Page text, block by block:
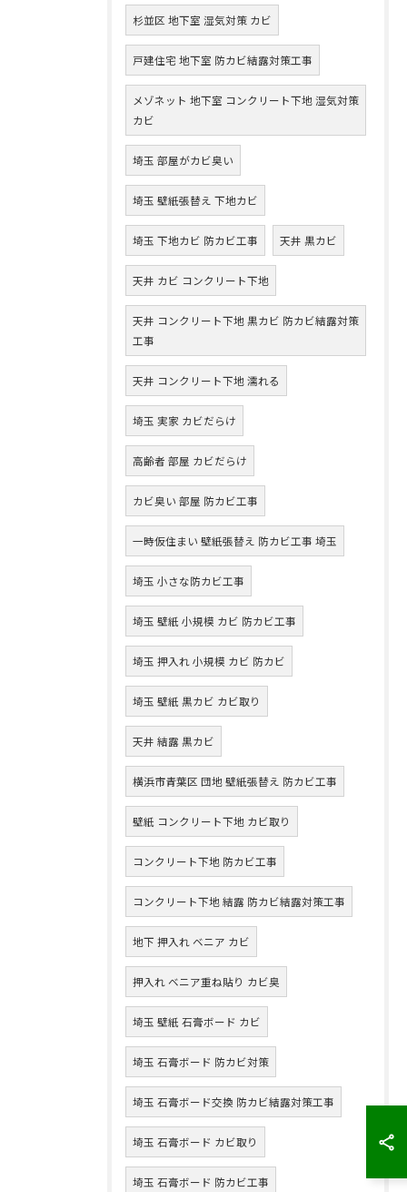
杉並区 地下室 湿気対策 カビ
戸建住宅 地下室 防カビ結露対策工事
メゾネット 地下室 コンクリート下地 湿気対策
カビ
埼玉 部屋がカビ臭い
埼玉 壁紙張替え 下地カビ
埼玉 下地カビ 防カビ工事 天井 黒カビ
天井 カビ コンクリート下地
天井 コンクリート下地 黒カビ 防カビ結露対策
工事
天井 コンクリート下地 濡れる
埼玉 実家 カビだらけ
高齢者 部屋 カビだらけ
カビ臭い 部屋 防カビ工事
一時仮住まい 壁紙張替え 防カビ工事 埼玉
埼玉 小さな防カビ工事
埼玉 壁紙 小規模 カビ 防カビ工事
埼玉 押入れ 小規模 カビ 防カビ
埼玉 壁紙 黒カビ カビ取り
天井 結露 黒カビ
横浜市青葉区 団地 壁紙張替え 防カビ工事
壁紙 コンクリート下地 カビ取り
コンクリート下地 防カビ工事
コンクリート下地 結露 防カビ結露対策工事
地下 押入れ ベニア カビ
押入れ ベニア重ね貼り カビ臭
埼玉 壁紙 石膏ボード カビ
埼玉 石膏ボード 防カビ対策
埼玉 石膏ボード交換 防カビ結露対策工事
埼玉 石膏ボード カビ取り
埼玉 石膏ボード 防カビ工事